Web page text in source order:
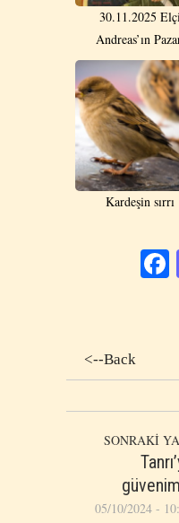
30.11.2025
Andreas’ın
Kardeşin sırrı
<--Back
SONRAKİ
05/10/2024 -